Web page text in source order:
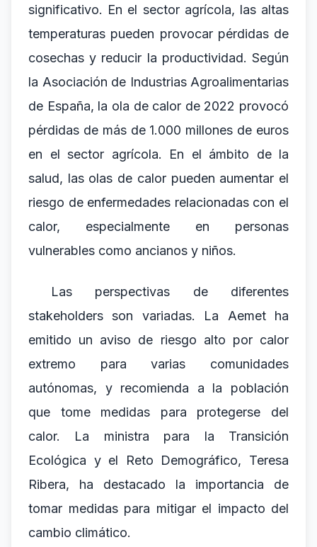
significativo. En el sector agrícola, las altas
temperaturas pueden provocar pérdidas de
cosechas y reducir la productividad. Según
la Asociación de Industrias Agroalimentarias
de España, la ola de calor de 2022 provocó
pérdidas de más de 1.000 millones de euros
en el sector agrícola. En el ámbito de la
salud, las olas de calor pueden aumentar el
riesgo de enfermedades relacionadas con el
calor, especialmente en personas
vulnerables como ancianos y niños.
Las perspectivas de diferentes
stakeholders son variadas. La Aemet ha
emitido un aviso de riesgo alto por calor
extremo para varias comunidades
autónomas, y recomienda a la población
que tome medidas para protegerse del
calor. La ministra para la Transición
Ecológica y el Reto Demográfico, Teresa
Ribera, ha destacado la importancia de
tomar medidas para mitigar el impacto del
cambio climático.